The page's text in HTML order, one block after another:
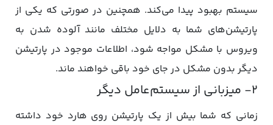
سیستم بهبود پیدا می‌کند. همچنین در صورتی که یکی از
پارتیشن‌های شما به دلایل مختلف مانند آلوده شدن به
ویروس با مشکل مواجه شود، اطلاعات موجود در پارتیشن
دیگر بدون مشکل در جای خود باقی خواهند ماند.
۲- میزبانی از سیستم‌عامل دیگر
زمانی که شما بیش از یک پارتیشن روی هارد خود داشته